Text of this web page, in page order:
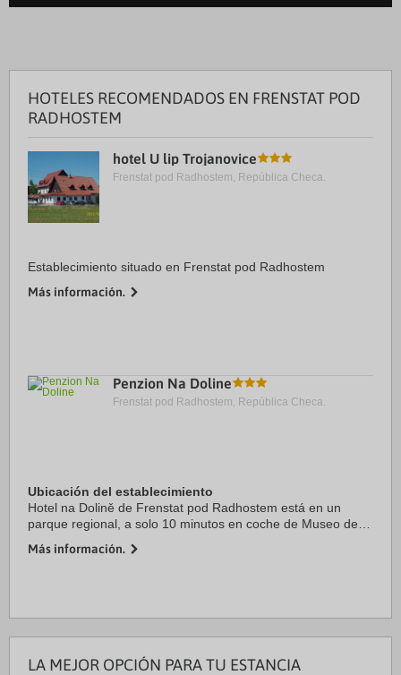
HOTELES RECOMENDADOS EN FRENSTAT POD
RADHOSTEM
hotel U lip Trojanovice
Frenstat pod Radhostem, República Checa.
Establecimiento situado en Frenstat pod Radhostem
Más información.
Penzion Na Doline
Frenstat pod Radhostem, República Checa.
Ubicación del establecimiento
Hotel na Dolině de Frenstat pod Radhostem está en un
parque regional, a solo 10 minutos en coche de Museo de
Además, este hotel con spa se encuentra a ...
Más información.
LA MEJOR OPCIÓN PARA TU ESTANCIA